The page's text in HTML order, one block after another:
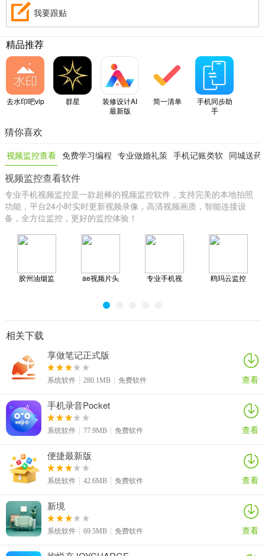
我要跟贴
精品推荐
去水印吧vip 群星
装修设计AI
最新版
简一清单
手机同步助
手
猜你喜欢
视频监控查看
软件
免费学习编程
软件
专业做婚礼策 手机记账类软 同城送药
视频监控查看软件
专业手机视频监控是一款超棒的视频监控软件，支持完美的本地拍照
功能，平台24小时实时更新视频录像，高清视频画质，智能连接设
备，全方位监控，更好的监控体验！
胶州油烟监
ae视频片头
专业手机视
鸥玛云监控
相关下载
享做笔记正式版
系统软件 280.1MB 免费软件 查看
手机录音Pocket
系统软件 77.9MB 免费软件 查看
便捷最新版
系统软件 42.6MB 免费软件 查看
新境
系统软件 69.5MB 免费软件 查看